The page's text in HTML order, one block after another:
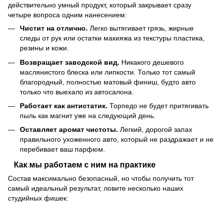
действительно умный продукт, который закрывает сразу
четыре вопроса одним нанесением:
Чистит на отлично. Легко вытягивает грязь, жирные
следы от рук или остатки макияжа из текстуры пластика,
резины и кожи.
Возвращает заводской вид. Никакого дешевого
маслянистого блеска или липкости. Только тот самый
благородный, полностью матовый финиш, будто авто
только что выехало из автосалона.
Работает как антистатик. Торпедо не будет притягивать
пыль как магнит уже на следующий день.
Оставляет аромат чистоты. Легкий, дорогой запах
правильного ухоженного авто, который не раздражает и не
перебивает ваш парфюм.
Как мы работаем с ним на практике
Состав максимально безопасный, но чтобы получить тот
самый идеальный результат, ловите несколько наших
студийных фишек: